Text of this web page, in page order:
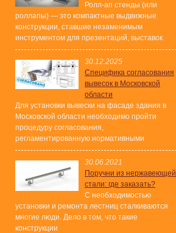
Ролл-ап стенды (или
роллапы) — это компактные выдвижные
конструкции, ставшие незаменимым
инструментом для презентаций, выставок
30.12.2025
Специфика согласования
вывесок в Московской
области
Для установки вывески на фасаде здания в
Московской области необходимо пройти
процедуру согласования,
регламентированную нормативными
30.06.2021
Поручни из нержавеющей
стали: где заказать?
С необходимостью
установки и ремонта лестниц сталкиваются
многие люди. Дело в том, что такие
конструкции